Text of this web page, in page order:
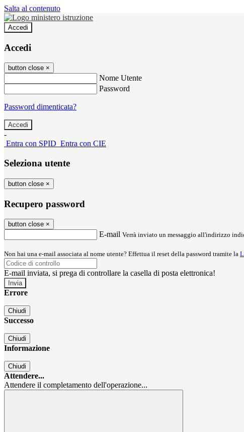
Salta al contenuto
Accedi
Accedi
button close ×
Nome Utente
Password
Password dimenticata?
-
Entra con SPID Entra con CIE
Seleziona utente
button close ×
Recupero password
button close ×
E-mail Verrà inviato un messaggio all'indirizzo
Non hai una e-mail associata al nome utente? Effettua il reset della password tramite la
E-mail inviata, si prega di controllare la casella di posta elettronica!
Errore
Chiudi
Successo
Chiudi
Informazione
Chiudi
Attendere...
Attendere il completamento dell'operazione...